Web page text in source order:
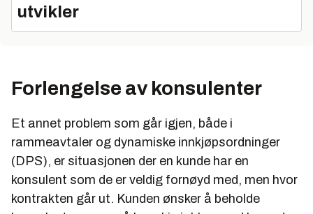
utvikler
Forlengelse av konsulenter
Et annet problem som går igjen, både i
rammeavtaler og dynamiske innkjøpsordninger
(DPS), er situasjonen der en kunde har en
konsulent som de er veldig fornøyd med, men hvor
kontrakten går ut. Kunden ønsker å beholde